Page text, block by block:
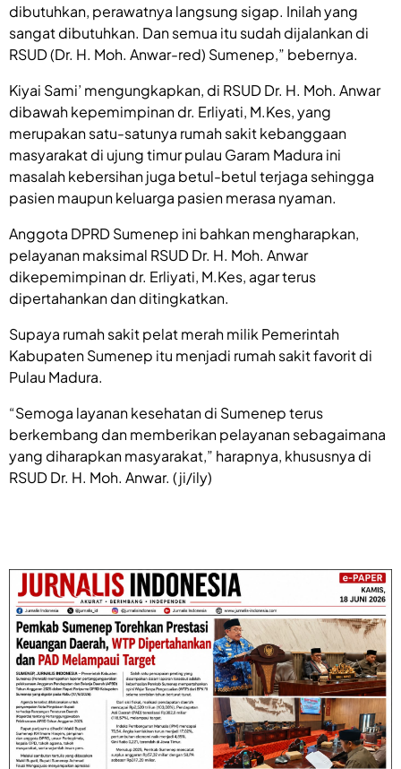
dibutuhkan, perawatnya langsung sigap. Inilah yang
sangat dibutuhkan. Dan semua itu sudah dijalankan di
RSUD (Dr. H. Moh. Anwar-red) Sumenep,” bebernya.
Kiyai Sami’ mengungkapkan, di RSUD Dr. H. Moh. Anwar
dibawah kepemimpinan dr. Erliyati, M.Kes, yang
merupakan satu-satunya rumah sakit kebanggaan
masyarakat di ujung timur pulau Garam Madura ini
masalah kebersihan juga betul-betul terjaga sehingga
pasien maupun keluarga pasien merasa nyaman.
Anggota DPRD Sumenep ini bahkan mengharapkan,
pelayanan maksimal RSUD Dr. H. Moh. Anwar
dikepemimpinan dr. Erliyati, M.Kes, agar terus
dipertahankan dan ditingkatkan.
Supaya rumah sakit pelat merah milik Pemerintah
Kabupaten Sumenep itu menjadi rumah sakit favorit di
Pulau Madura.
“Semoga layanan kesehatan di Sumenep terus
berkembang dan memberikan pelayanan sebagaimana
yang diharapkan masyarakat,” harapnya, khususnya di
RSUD Dr. H. Moh. Anwar. (ji/ily)